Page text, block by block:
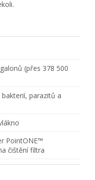
(přes 378 500
bakterií, parazitů a
PointONE™
čištění filtra